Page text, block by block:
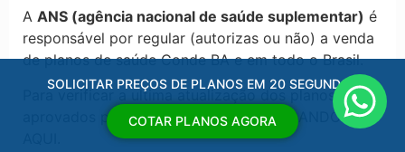
A ANS (agência nacional de saúde suplementar) é
responsável por regular (autorizas ou não) a venda
de planos de saúde Conde BA​ e em todo o Brasil.
Para verificar a ultima atualização dos planos
aprovados pela ANS, acesse o link CLICANDO
SOLICITAR PREÇOS DE PLANOS EM 20 SEGUNDOS
COTAR PLANOS AGORA